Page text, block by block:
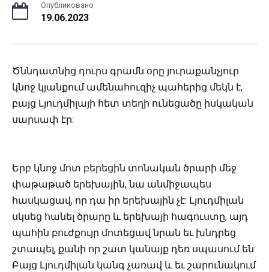
Опубликовано
19.06.2023
Ծննդատնից դուրս գրամն օրը յուրաքանչյուր
կնոջ կյանքում ամենահուզիչ պահերից մեկն է,
բայց Լյուդմիլայի հետ տեղի ունեցածը իսկական
սարսափ էր:
Երբ կնոջ մոտ բերեցին տոնական ծրարի մեջ
փաթաթած երեխային, նա անմիջապես
հասկացավ, որ դա իր երեխային չէ: Լյուդմիլան
սկսեց հանել ծրարը և երեխայի հագուստը, այդ
պահին բուժքույր մոտեցավ նրան եւ խնդրեց
շտապել, քանի որ շատ կանայք դեռ սպասում են:
Բայց Լյուդմիլան կանգ չառավ և եւ շարունակում